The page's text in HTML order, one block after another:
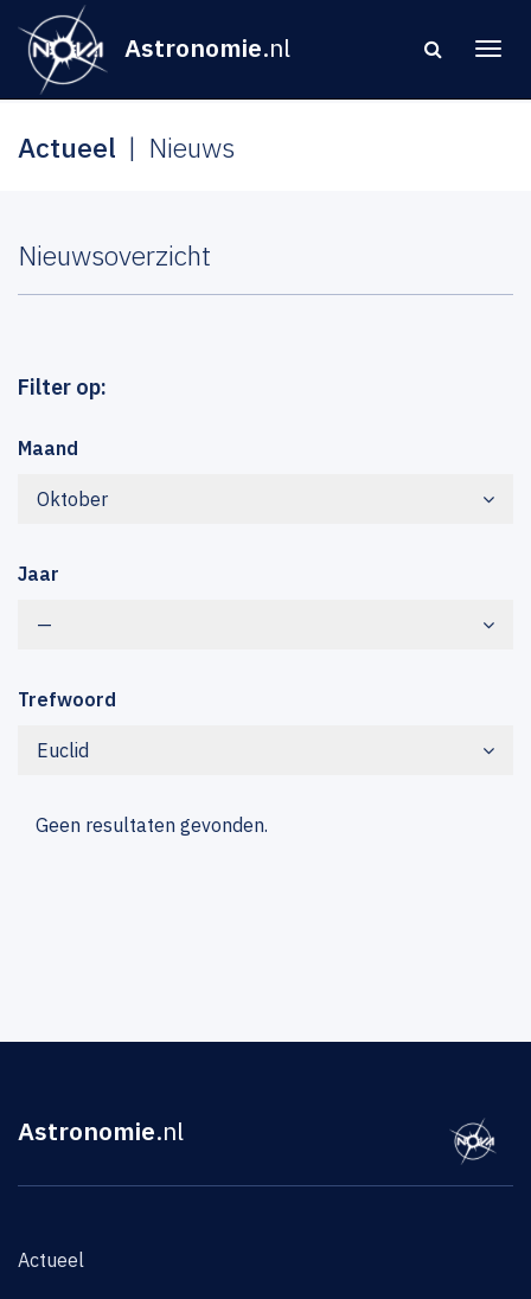
Astronomie.nl
Actueel Nieuws
Nieuwsoverzicht
Filter op:
Maand
Oktober
Jaar
—
Trefwoord
Euclid
Geen resultaten gevonden.
Astronomie.nl
Actueel